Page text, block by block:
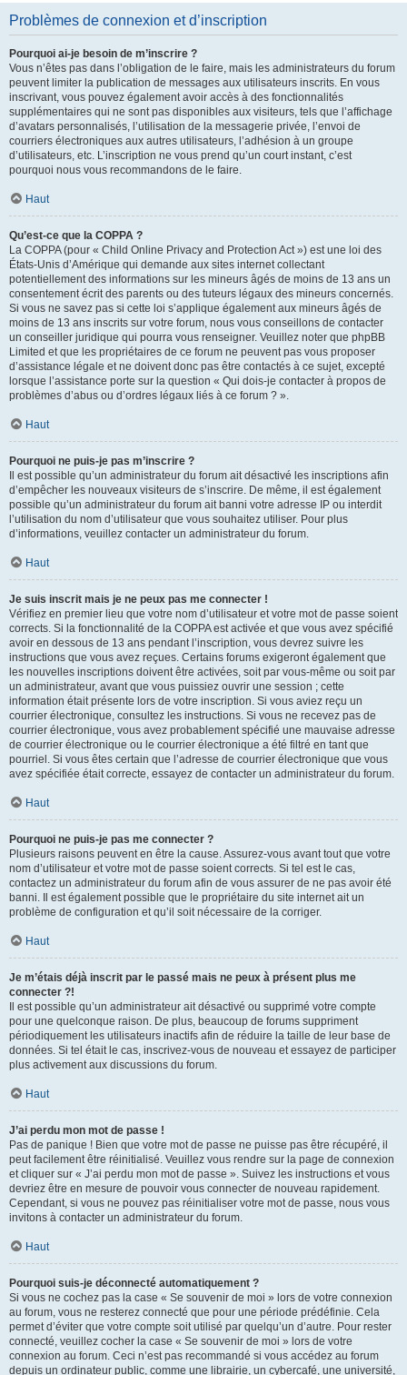
Problèmes de connexion et d’inscription
Pourquoi ai-je besoin de m’inscrire ?
Vous n’êtes pas dans l’obligation de le faire, mais les administrateurs du forum
peuvent limiter la publication de messages aux utilisateurs inscrits. En vous
inscrivant, vous pouvez également avoir accès à des fonctionnalités
supplémentaires qui ne sont pas disponibles aux visiteurs, tels que l’affichage
d’avatars personnalisés, l’utilisation de la messagerie privée, l’envoi de
courriers électroniques aux autres utilisateurs, l’adhésion à un groupe
d’utilisateurs, etc. L’inscription ne vous prend qu’un court instant, c’est
pourquoi nous vous recommandons de le faire.
Haut
Qu’est-ce que la COPPA ?
La COPPA (pour « Child Online Privacy and Protection Act ») est une loi des
États-Unis d’Amérique qui demande aux sites internet collectant
potentiellement des informations sur les mineurs âgés de moins de 13 ans un
consentement écrit des parents ou des tuteurs légaux des mineurs concernés.
Si vous ne savez pas si cette loi s’applique également aux mineurs âgés de
moins de 13 ans inscrits sur votre forum, nous vous conseillons de contacter
un conseiller juridique qui pourra vous renseigner. Veuillez noter que phpBB
Limited et que les propriétaires de ce forum ne peuvent pas vous proposer
d’assistance légale et ne doivent donc pas être contactés à ce sujet, excepté
lorsque l’assistance porte sur la question « Qui dois-je contacter à propos de
problèmes d’abus ou d’ordres légaux liés à ce forum ? ».
Haut
Pourquoi ne puis-je pas m’inscrire ?
Il est possible qu’un administrateur du forum ait désactivé les inscriptions afin
d’empêcher les nouveaux visiteurs de s’inscrire. De même, il est également
possible qu’un administrateur du forum ait banni votre adresse IP ou interdit
l’utilisation du nom d’utilisateur que vous souhaitez utiliser. Pour plus
d’informations, veuillez contacter un administrateur du forum.
Haut
Je suis inscrit mais je ne peux pas me connecter !
Vérifiez en premier lieu que votre nom d’utilisateur et votre mot de passe soient
corrects. Si la fonctionnalité de la COPPA est activée et que vous avez spécifié
avoir en dessous de 13 ans pendant l’inscription, vous devrez suivre les
instructions que vous avez reçues. Certains forums exigeront également que
les nouvelles inscriptions doivent être activées, soit par vous-même ou soit par
un administrateur, avant que vous puissiez ouvrir une session ; cette
information était présente lors de votre inscription. Si vous aviez reçu un
courrier électronique, consultez les instructions. Si vous ne recevez pas de
courrier électronique, vous avez probablement spécifié une mauvaise adresse
de courrier électronique ou le courrier électronique a été filtré en tant que
pourriel. Si vous êtes certain que l’adresse de courrier électronique que vous
avez spécifiée était correcte, essayez de contacter un administrateur du forum.
Haut
Pourquoi ne puis-je pas me connecter ?
Plusieurs raisons peuvent en être la cause. Assurez-vous avant tout que votre
nom d’utilisateur et votre mot de passe soient corrects. Si tel est le cas,
contactez un administrateur du forum afin de vous assurer de ne pas avoir été
banni. Il est également possible que le propriétaire du site internet ait un
problème de configuration et qu’il soit nécessaire de la corriger.
Haut
Je m’étais déjà inscrit par le passé mais ne peux à présent plus me
connecter ?!
Il est possible qu’un administrateur ait désactivé ou supprimé votre compte
pour une quelconque raison. De plus, beaucoup de forums suppriment
périodiquement les utilisateurs inactifs afin de réduire la taille de leur base de
données. Si tel était le cas, inscrivez-vous de nouveau et essayez de participer
plus activement aux discussions du forum.
Haut
J’ai perdu mon mot de passe !
Pas de panique ! Bien que votre mot de passe ne puisse pas être récupéré, il
peut facilement être réinitialisé. Veuillez vous rendre sur la page de connexion
et cliquer sur « J’ai perdu mon mot de passe ». Suivez les instructions et vous
devriez être en mesure de pouvoir vous connecter de nouveau rapidement.
Cependant, si vous ne pouvez pas réinitialiser votre mot de passe, nous vous
invitons à contacter un administrateur du forum.
Haut
Pourquoi suis-je déconnecté automatiquement ?
Si vous ne cochez pas la case « Se souvenir de moi » lors de votre connexion
au forum, vous ne resterez connecté que pour une période prédéfinie. Cela
permet d’éviter que votre compte soit utilisé par quelqu’un d’autre. Pour rester
connecté, veuillez cocher la case « Se souvenir de moi » lors de votre
connexion au forum. Ceci n’est pas recommandé si vous accédez au forum
depuis un ordinateur public, comme une librairie, un cybercafé, une université,